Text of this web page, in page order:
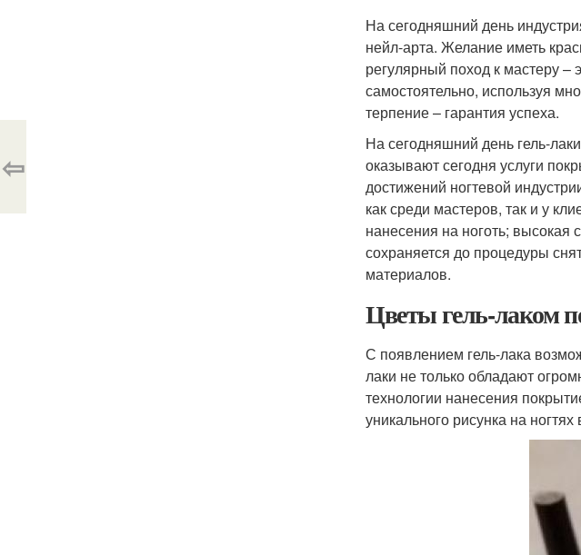
На сегодняшний день
нейл-арта. Желание иметь
регулярный поход к мастеру –
самостоятельно, используя
терпение – гарантия успеха.
На сегодняшний день гель-
оказывают сегодня услуги
достижений ногтевой
как среди мастеров, так и у
нанесения на ноготь; высокая
сохраняется до процедуры
материалов.
Цветы гель-лаком
С появлением гель-лака
лаки не только обладают
технологии нанесения
уникального рисунка на
⇦